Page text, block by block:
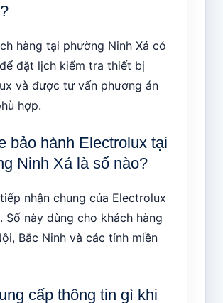
hàng tại phường Ninh Xá có
đặt lịch kiểm tra thiết bị
và được tư vấn phương án
hợp.
bảo hành Electrolux tại
Ninh Xá là số nào?
nhận chung của Electrolux
Số này dùng cho khách hàng
Bắc Ninh và các tỉnh miền
cấp thông tin gì khi